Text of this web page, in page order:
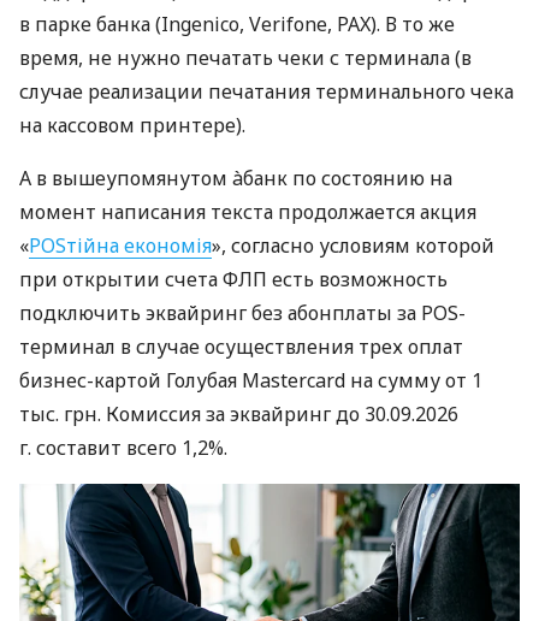
в парке банка (Ingenico, Verifone, PAX). В то же
время, не нужно печатать чеки с терминала (в
случае реализации печатания терминального чека
на кассовом принтере).
А в вышеупомянутом àбанк по состоянию на
момент написания текста продолжается акция
«POSтійна економія», согласно условиям которой
при открытии счета ФЛП есть возможность
подключить эквайринг без абонплаты за POS-
терминал в случае осуществления трех оплат
бизнес-картой Голубая Mastercard на сумму от 1
тыс. грн. Комиссия за эквайринг до 30.09.2026
г. составит всего 1,2%.